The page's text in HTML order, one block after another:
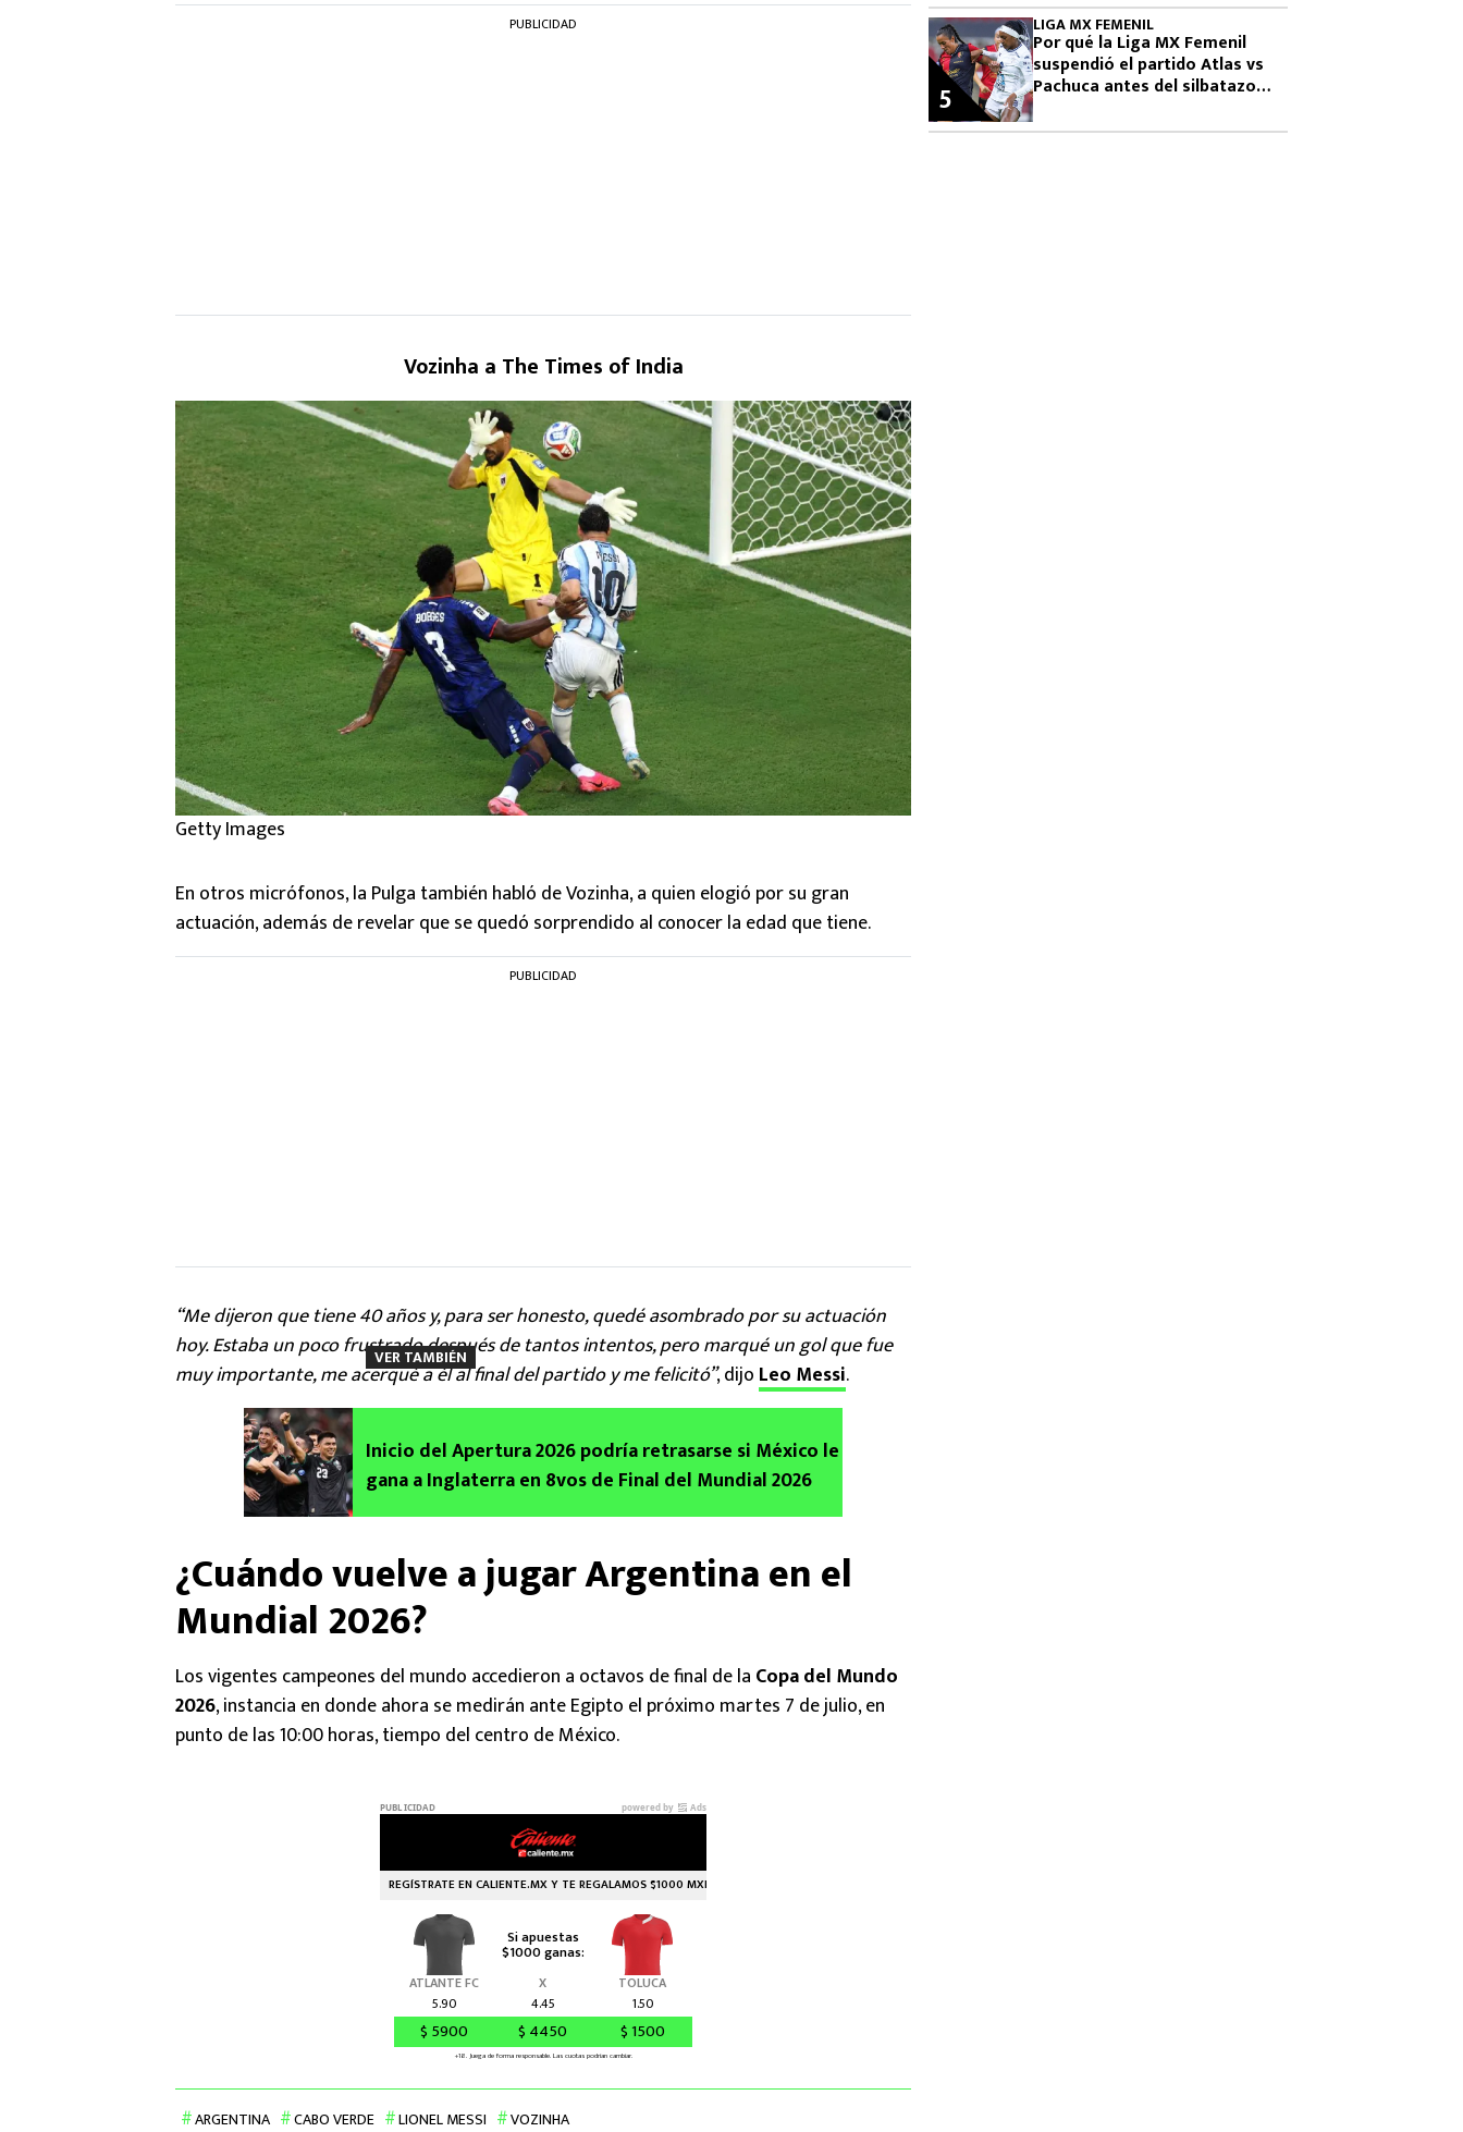
PUBLICIDAD
Vozinha a The Times of India
Getty Images
En otros micrófonos, la Pulga también habló de Vozinha, a quien elogió por su gran
actuación, además de revelar que se quedó sorprendido al conocer la edad que tiene.
PUBLICIDAD
“Me dijeron que tiene 40 años y, para ser honesto, quedé asombrado por su actuación
hoy. Estaba un poco frustrado después de tantos intentos, pero marqué un gol que fue
muy importante, me acerqué a él al final del partido y me felicitó”, dijo Leo Messi.
VER TAMBIÉN
Inicio del Apertura 2026 podría retrasarse si México le
gana a Inglaterra en 8vos de Final del Mundial 2026
¿Cuándo vuelve a jugar Argentina en el
Mundial 2026?
Los vigentes campeones del mundo accedieron a octavos de final de la Copa del Mundo
2026, instancia en donde ahora se medirán ante Egipto el próximo martes 7 de julio, en
punto de las 10:00 horas, tiempo del centro de México.
ARGENTINA CABO VERDE LIONEL MESSI VOZINHA
LIGA MX FEMENIL
Por qué la Liga MX Femenil
suspendió el partido Atlas vs
Pachuca antes del silbatazo
5